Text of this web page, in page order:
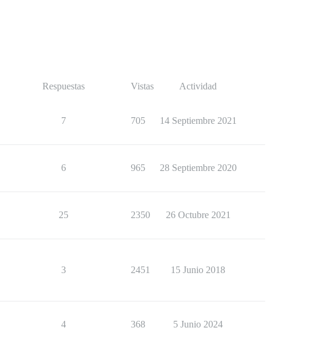
Respuestas Vistas Actividad
7 705 14 Septiembre 2021
6 965 28 Septiembre 2020
25 2350 26 Octubre 2021
3 2451 15 Junio 2018
4 368 5 Junio 2024